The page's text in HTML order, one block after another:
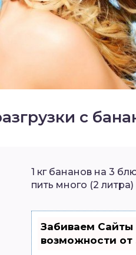
с
1 кг бананов на 3
пить много (2
Забиваем
возможности от